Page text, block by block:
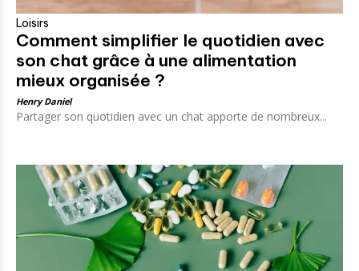
Loisirs
Comment simplifier le quotidien avec
son chat grâce à une alimentation
mieux organisée ?
Henry Daniel
Partager son quotidien avec un chat apporte de nombreux...